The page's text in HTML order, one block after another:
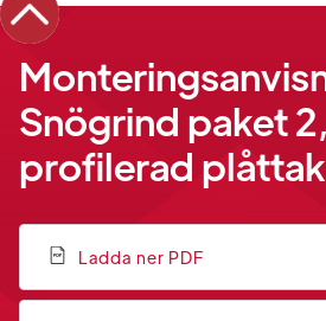
Snögrind paket
profilerad plåttak
Ladda ner PDF